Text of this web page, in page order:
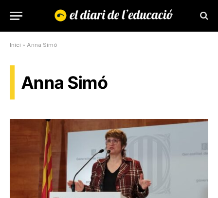
Inici » Anna Simó
Anna Simó